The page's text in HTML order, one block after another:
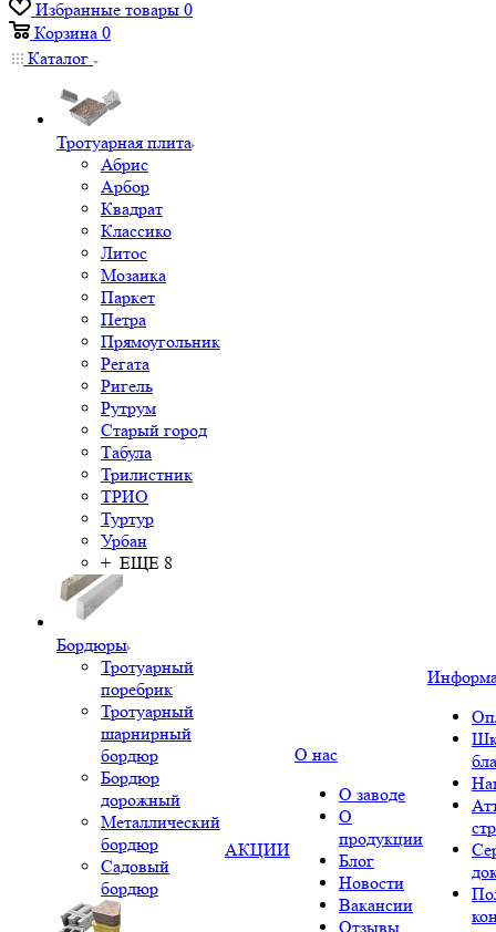
Избранные товары 0
Корзина 0
Каталог
Тротуарная плита
Абрис
Арбор
Квадрат
Классико
Литос
Мозаика
Паркет
Петра
Прямоугольник
Регата
Ригель
Рутрум
Старый город
Табула
Трилистник
ТРИО
Туртур
Урбан
+ ЕЩЕ 8
Бордюры
Тротуарный
поребрик
Тротуарный
шарнирный
бордюр
Бордюр
дорожный
Металлический
бордюр
Садовый
бордюр
АКЦИИ
О нас
О заводе
О
продукции
Блог
Новости
Вакансии
Отзывы